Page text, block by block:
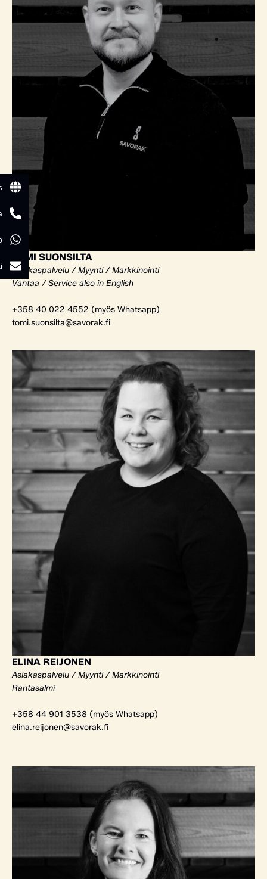
TOMI SUONSILTA
Asiakaspalvelu / Myynti / Markkinointi
Vantaa / Service also in English
+358 40 022 4552 (myös Whatsapp)
tomi.suonsilta@savorak.fi
ELINA REIJONEN
Asiakaspalvelu / Myynti / Markkinointi
Rantasalmi
+358 44 901 3538 (myös Whatsapp)
elina.reijonen@savorak.fi